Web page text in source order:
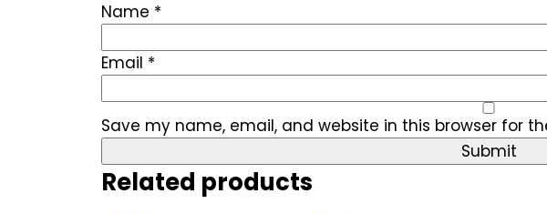
Name *
Email *
Save my name, email, and website in this browser for
Related products